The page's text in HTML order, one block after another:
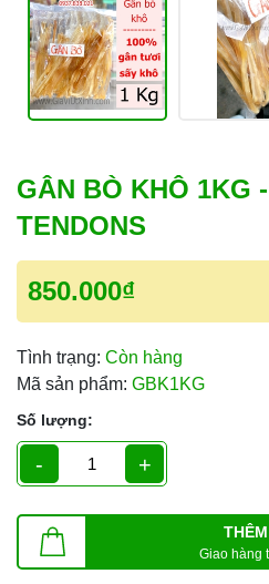
GÂN BÒ KHÔ 1KG
TENDONS
850.000₫
Tình trạng: Còn hàng
Mã sản phẩm: GBK1KG
Số lượng:
- +
Giao hàng